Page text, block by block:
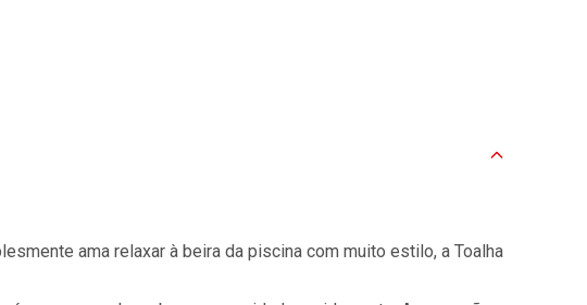
ama relaxar à beira da piscina com muito estilo, a Toalha